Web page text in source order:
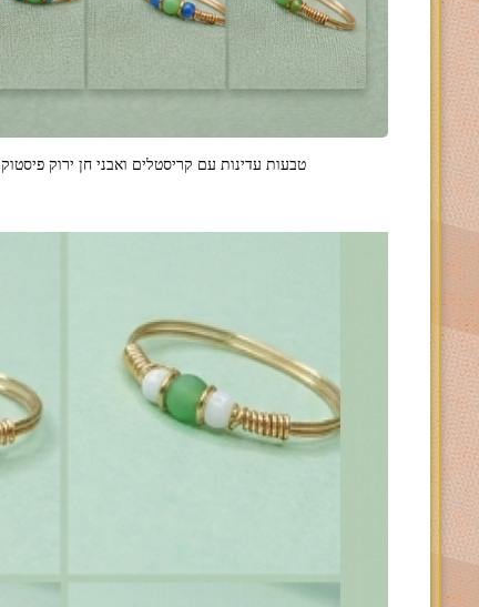
טבעות עדינות עם קריסטלים ואבני חן ירוק פיסטוק